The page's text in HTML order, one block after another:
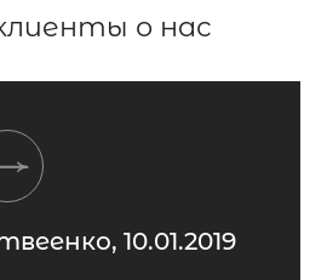
о нас
10.01.2019
Next